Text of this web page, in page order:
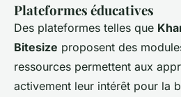
Plateformes éducatives
Des plateformes telles que
Bitesize proposent des
ressources permettent aux
activement leur intérêt pour la